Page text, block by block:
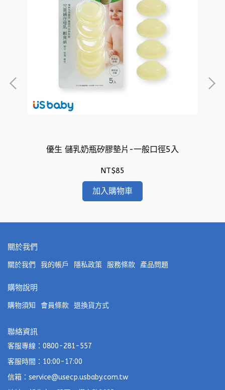
優生 儲乳奶瓶矽膠墊片-一般口徑5入
NT$85
加入購物車
關於我們
關於我們 我的帳戶 隱私政策 服務條款 產品問題
購物說明
購物須知 會員條款 退換貨方式
聯絡資訊
客服專線：0800-281-557
客服時間：10:00-17:00
信箱：service@usecp.usbaby.com.tw